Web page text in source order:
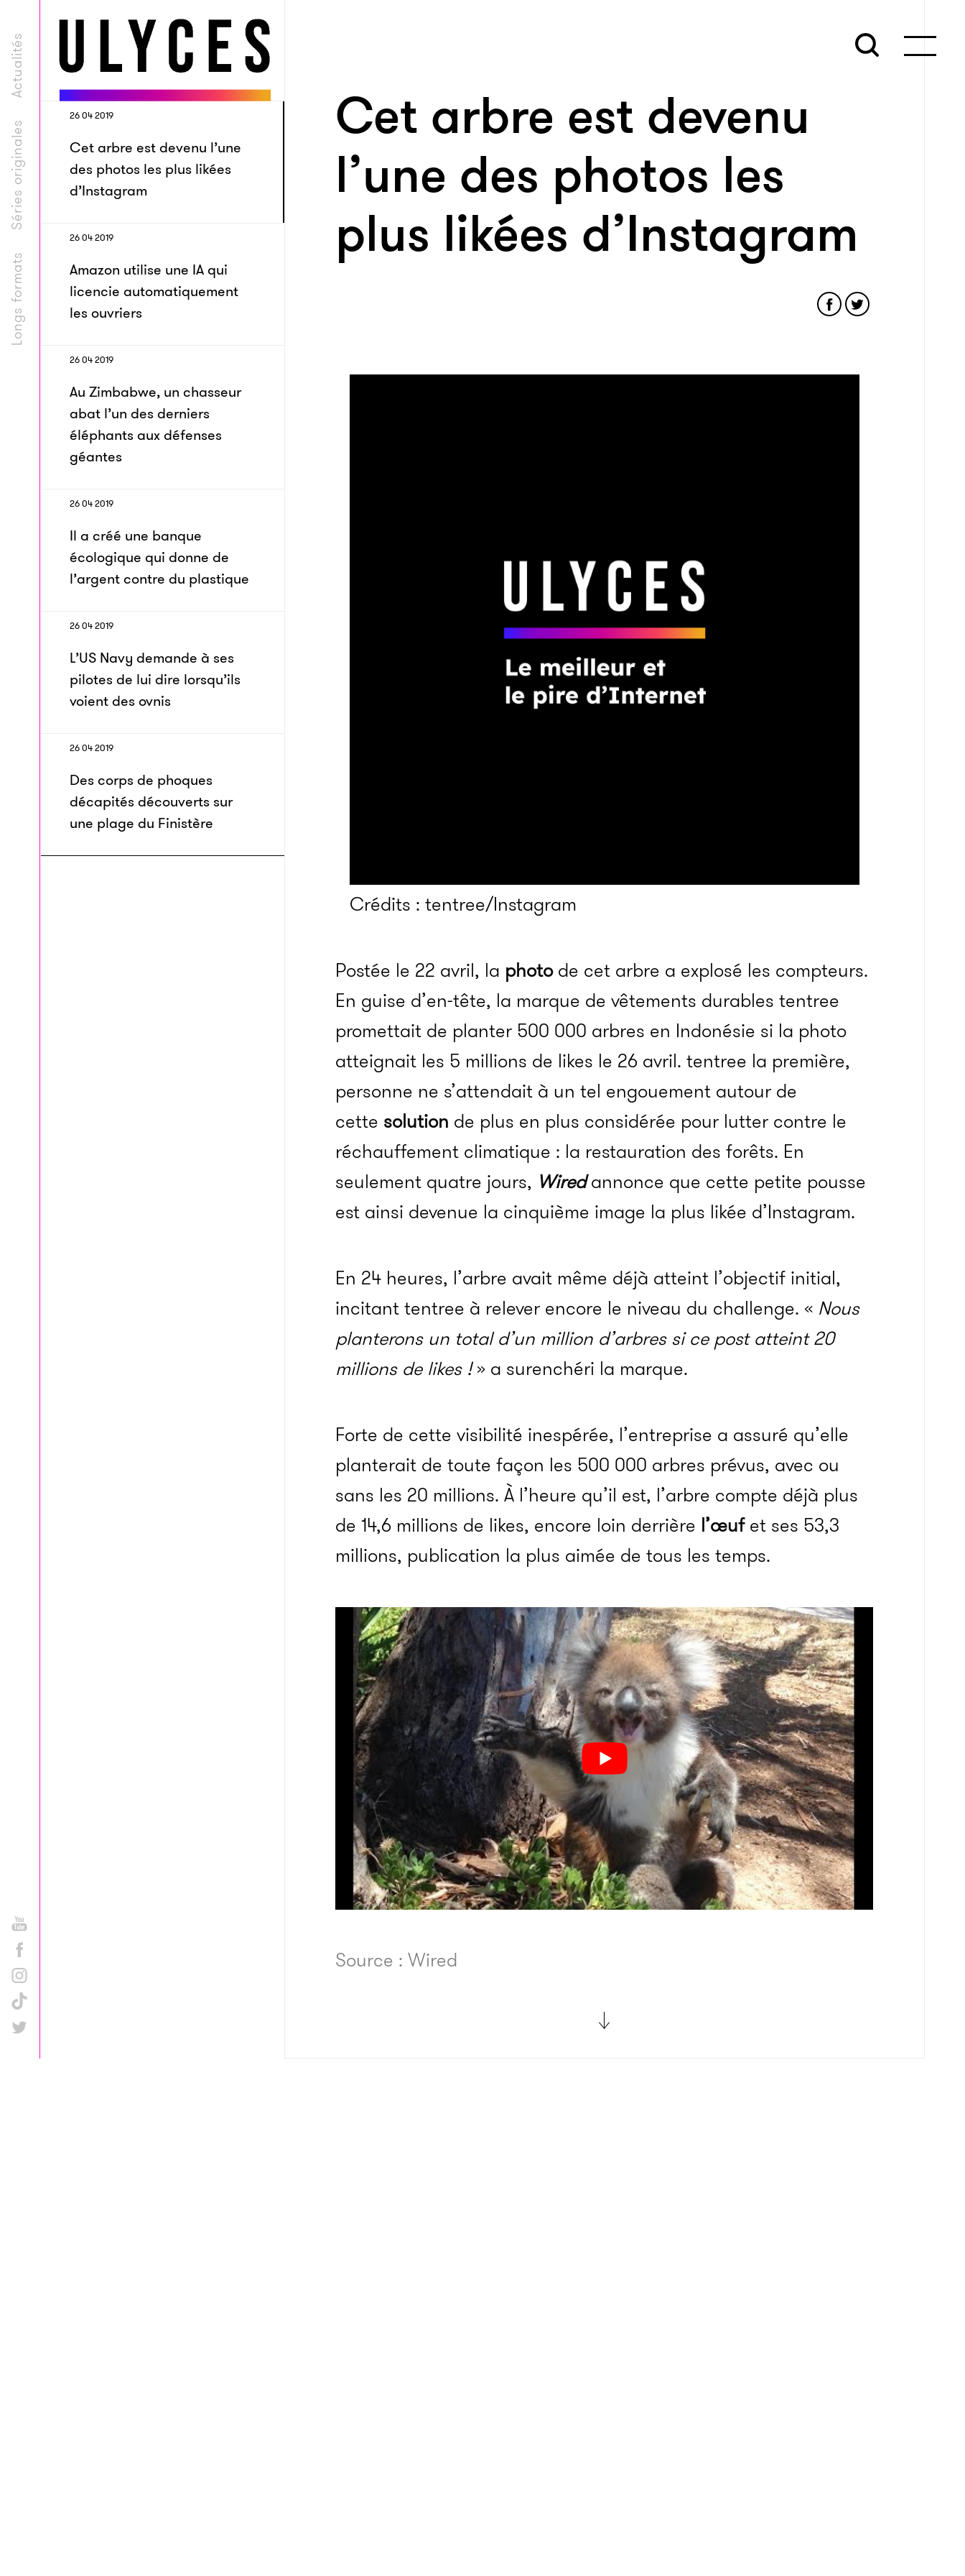
Longs formats
Séries originales
Actualités
26 04 2019
Cet arbre est devenu l’une
des photos les plus likées
d’Instagram
26 04 2019
Amazon utilise une IA qui
licencie automatiquement
les ouvriers
26 04 2019
Au Zimbabwe, un chasseur
abat l’un des derniers
éléphants aux défenses
géantes
26 04 2019
Il a créé une banque
écologique qui donne de
l’argent contre du plastique
26 04 2019
L’US Navy demande à ses
pilotes de lui dire lorsqu’ils
voient des ovnis
26 04 2019
Des corps de phoques
décapités découverts sur
une plage du Finistère
Cet arbre est devenu
l’une des photos les
plus likées d’Instagram
Crédits : tentree/Instagram
Postée le 22 avril, la photode cet arbre a explosé les compteurs.
En guise d’en-tête, la marque de vêtements durables tentree
promettait de planter 500 000 arbres en Indonésie si la photo
atteignait les 5 millions de likes le 26 avril. tentree la première,
personne ne s’attendait à un tel engouement autour de
cette solution de plus en plus considérée pour lutter contre le
réchauffement climatique : la restauration des forêts. En
seulement quatre jours, Wiredannonce que cette petite pousse
est ainsi devenue la cinquième image la plus likée d’Instagram.
En 24 heures, l’arbre avait même déjà atteint l’objectif initial,
incitant tentree à relever encore le niveau du challenge. « Nous
planterons un total d’un million d’arbres si ce post atteint 20
millions de likes !» a surenchéri la marque.
Forte de cette visibilité inespérée, l’entreprise a assuré qu’elle
planterait de toute façon les 500 000 arbres prévus, avec ou
sans les 20 millions. À l’heure qu’il est, l’arbre compte déjà plus
de 14,6 millions de likes, encore loin derrière l’œufet ses 53,3
millions, publication la plus aimée de tous les temps.
Source : Wired